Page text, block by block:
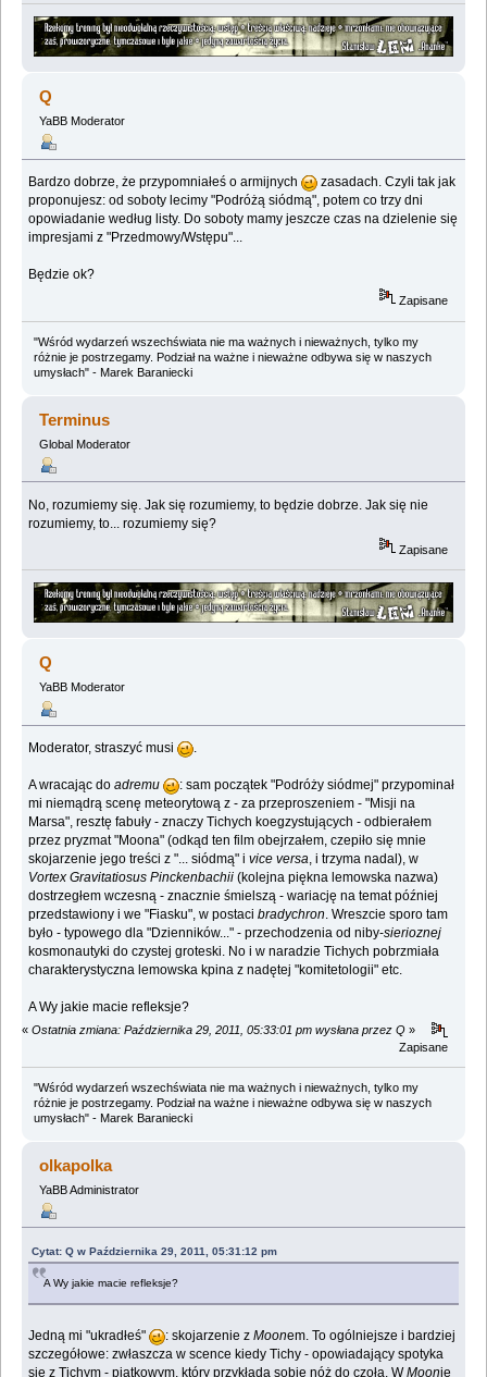
Q
YaBB Moderator
Bardzo dobrze, że przypomniałeś o armijnych
zasadach. Czyli tak jak
proponujesz: od soboty lecimy "Podróżą siódmą", potem co trzy dni
opowiadanie według listy. Do soboty mamy jeszcze czas na dzielenie się
impresjami z "Przedmowy/Wstępu"...
Będzie ok?
Zapisane
"Wśród wydarzeń wszechświata nie ma ważnych i nieważnych, tylko my
różnie je postrzegamy. Podział na ważne i nieważne odbywa się w naszych
umysłach" - Marek Baraniecki
Terminus
Global Moderator
No, rozumiemy się. Jak się rozumiemy, to będzie dobrze. Jak się nie
rozumiemy, to... rozumiemy się?
Zapisane
Q
YaBB Moderator
Moderator, straszyć musi .
A wracając doadremu
: sam początek "Podróży siódmej" przypominał
mi niemądrą scenę meteorytową z - za przeproszeniem - "Misji na
Marsa", resztę fabuły - znaczy Tichych koegzystujących - odbierałem
przez pryzmat "Moona" (odkąd ten film obejrzałem, czepiło się mnie
skojarzenie jego treści z "... siódmą" ivice versa, i trzyma nadal), w
Vortex Gravitatiosus Pinckenbachii (kolejna piękna lemowska nazwa)
dostrzegłem wczesną - znacznie śmielszą - wariację na temat później
przedstawiony i we "Fiasku", w postacibradychron. Wreszcie sporo tam
było - typowego dla "Dzienników..." - przechodzenia od niby-sierioznej
kosmonautyki do czystej groteski. No i w naradzie Tichych pobrzmiała
charakterystyczna lemowska kpina z nadętej "komitetologii" etc.
A Wy jakie macie refleksje?
« Ostatnia zmiana: Października 29, 2011, 05:33:01 pm wysłana przez Q »
Zapisane
"Wśród wydarzeń wszechświata nie ma ważnych i nieważnych, tylko my
różnie je postrzegamy. Podział na ważne i nieważne odbywa się w naszych
umysłach" - Marek Baraniecki
olkapolka
YaBB Administrator
Cytat: Q w Października 29, 2011, 05:31:12 pm
A Wy jakie macie refleksje?
Jedną mi "ukradłeś" : skojarzenie zMoonem. To ogólniejsze i bardziej
szczegółowe: zwłaszcza w scence kiedy Tichy - opowiadający spotyka
się z Tichym - piątkowym, który przykłada sobie nóż do czoła. WMoonie